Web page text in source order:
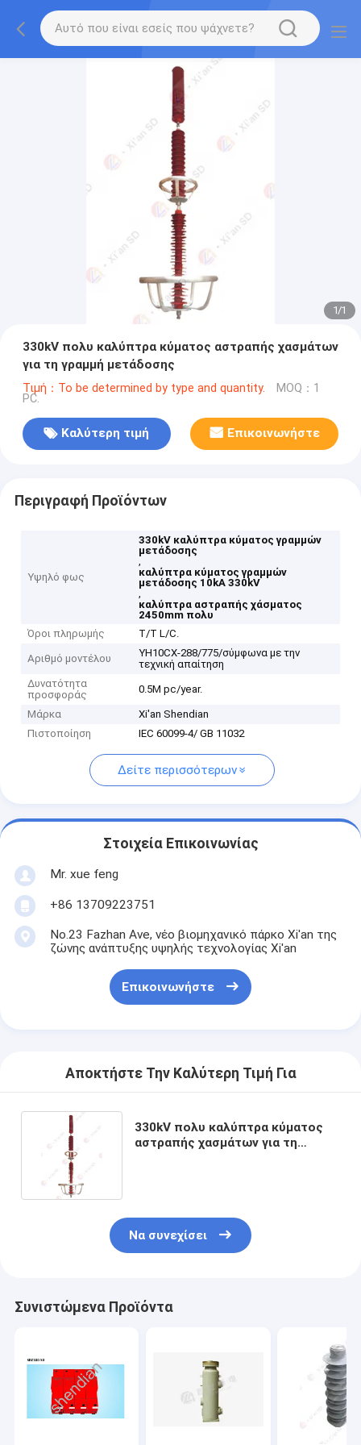
1/1
330kV πολυ καλύπτρα κύματος αστραπής χασμάτων
για τη γραμμή μετάδοσης
Τιμή：To be determined by type and quantity. MOQ：1
PC.
Καλύτερη τιμή Επικοινωνήστε
Περιγραφή Προϊόντων
Υψηλό φως
330kV καλύπτρα κύματος γραμμών
μετάδοσης
,
καλύπτρα κύματος γραμμών
μετάδοσης 10kA 330kV
,
καλύπτρα αστραπής χάσματος
2450mm πολυ
Όροι πληρωμής
T/T L/C.
Αριθμό μοντέλου
YH10CX-288/775/σύμφωνα με την
τεχνική απαίτηση
Δυνατότητα
προσφοράς
0.5M pc/year.
Μάρκα
Xi'an Shendian
Πιστοποίηση
IEC 60099-4/ GB 11032
Δείτε περισσότερων
Στοιχεία Επικοινωνίας
Mr. xue feng
+86 13709223751
No.23 Fazhan Ave, νέο βιομηχανικό πάρκο Xi'an της
ζώνης ανάπτυξης υψηλής τεχνολογίας Xi'an
Επικοινωνήστε
Αποκτήστε Την Καλύτερη Τιμή Για
330kV πολυ καλύπτρα κύματος
αστραπής χασμάτων για τη
Να συνεχίσει
Συνιστώμενα Προϊόντα